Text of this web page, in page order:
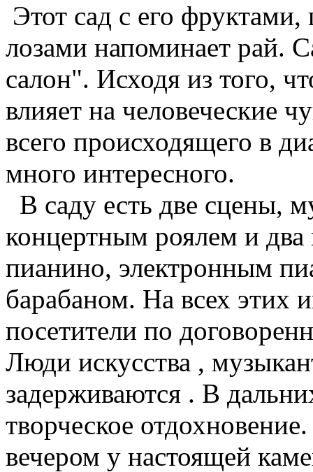
Этот сад с его
лозами напоминает рай.
салон". Исходя из того,
влияет на человеческие
всего происходящего в
много интересного.
В саду есть две сцены,
концертным роялем и
пианино, электронным
барабаном. На всех этих
посетители по
Люди искусства ,
задерживаются . В
творческое
вечером у настоящей